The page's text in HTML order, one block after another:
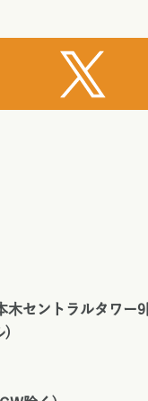
木セントラルタワー9
)